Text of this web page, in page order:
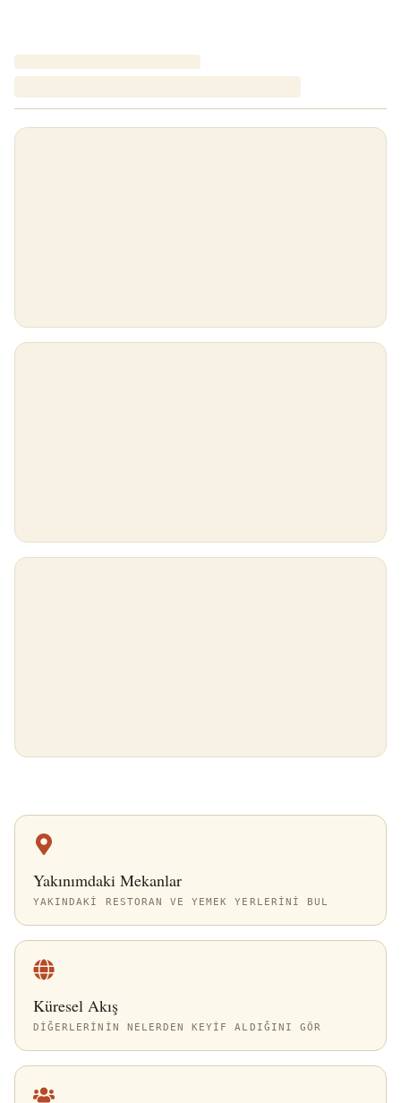
Yakınımdaki Mekanlar
YAKINDAKI RESTORAN VE YEMEK YERLERINI BUL
Küresel Akış
DIĞERLERININ NELERDEN KEYIF ALDIĞINI GÖR